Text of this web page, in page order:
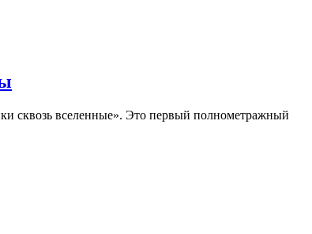
сквозь вселенные». Это первый полнометражный